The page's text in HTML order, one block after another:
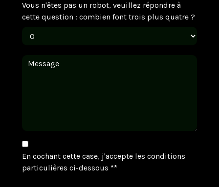
Vous n'êtes pas un robot, veuillez répondre à
cette question : combien font trois plus quatre ?
En cochant cette case, j'accepte les conditions
particulières ci-dessous **